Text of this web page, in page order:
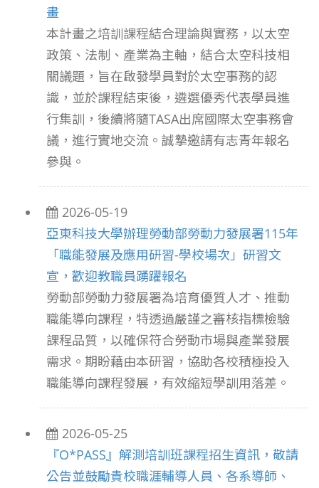
畫
本計畫之培訓課程結合理論與實務，以太空
政策、法制、產業為主軸，結合太空科技相
關議題，旨在啟發學員對於太空事務的認
識，並於課程結束後，遴選優秀代表學員進
行集訓，後續將隨TASA出席國際太空事務會
議，進行實地交流。誠摯邀請有志青年報名
參與。
2026-05-19
亞東科技大學辦理勞動部勞動力發展署115年
「職能發展及應用研習-學校場次」研習文
宣，歡迎教職員踴躍報名
勞動部勞動力發展署為培育優質人才、推動
職能導向課程，特透過嚴謹之審核指標檢驗
課程品質，以確保符合勞動市場與產業發展
需求。期盼藉由本研習，協助各校積極投入
職能導向課程發展，有效縮短學訓用落差。
2026-05-25
『O*PASS』解測培訓班課程招生資訊，敬請
公告並鼓勵貴校職涯輔導人員、各系導師、